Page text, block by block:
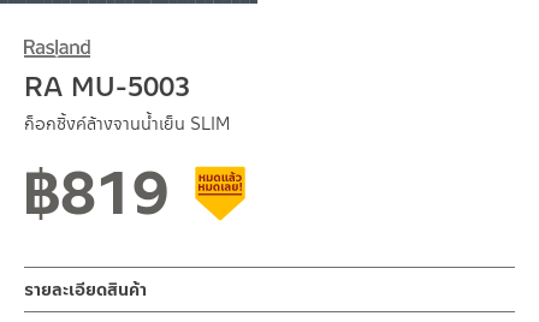
RA MU-5003
ก็อกซิ้งค์ล้างจานน้ำเย็น SLIM
฿819
รายละเอียดสินค้า